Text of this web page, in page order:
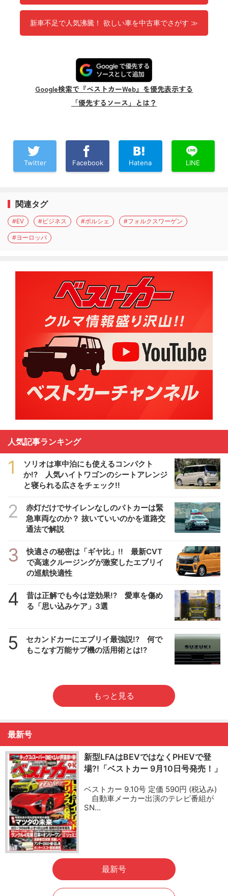
新車不足で人気沸騰！ 欲しい車を中古車でさがす ≫
Google検索で『ベストカーWeb』を優先表示する
「優先するソース」とは？
Twitter Facebook Hatena LINE
関連タグ
#EV #ビジネス #ポルシェ #フォルクスワーゲン
#ヨーロッパ
人気記事ランキング
1
ソリオは車中泊にも使えるコンパクト
か!? 人気ハイトワゴンのシートアレンジ
と寝られる広さをチェック!!
2
赤灯だけでサイレンなしのパトカーは緊
急車両なのか？ 抜いていいのかを道路交
通法で解説
3
快適さの秘密は「ギヤ比」!! 最新CVT
で高速クルージングが激変したエブリイ
の巡航快適性
4
昔は正解でも今は逆効果!? 愛車を傷め
る「思い込みケア」3選
5
セカンドカーにエブリイ最強説!? 何で
もこなす万能サブ機の活用術とは!?
もっと見る
最新号
新型LFAはBEVではなくPHEVで登
場?!「ベストカー 9月10日号発売！」
ベストカー 9.10号 定価 590円 (税込み)
自動車メーカー出演のテレビ番組が
SN…
最新号